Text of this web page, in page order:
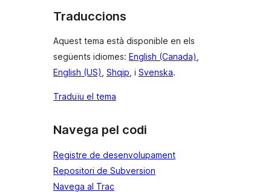
Traduccions
Aquest tema està disponible en els
següents idiomes: English (Canada),
English (US), Shqip, i Svenska.
Traduïu el tema
Navega pel codi
Registre de desenvolupament
Repositori de Subversion
Navega al Trac